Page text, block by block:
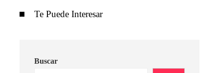
Te Puede Interesar
Buscar